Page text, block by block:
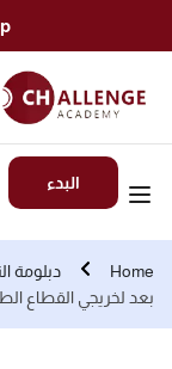
البدء
Home دبلومة
بعد لخريجي القطاع